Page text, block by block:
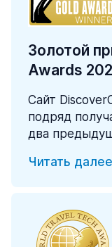
Золотой
Awards
Сайт
подряд
два
Читать далее